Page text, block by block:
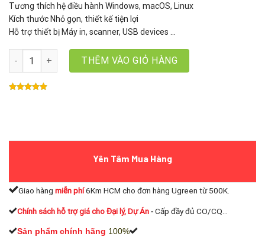
Tương thích hệ điều hành Windows, macOS, Linux
Kích thước Nhỏ gọn, thiết kế tiện lợi
Hỗ trợ thiết bị Máy in, scanner, USB devices …
Bộ chia máy in 2 cổng Unitek V157A USB 2.0 – Chia sẻ 1 máy in
THÊM VÀO GIỎ HÀNG
Yên Tâm Mua Hàng
Giao hàng miễn phí6Km HCM cho đơn hàng Ugreen từ 500K.
Chính sách hỗ trợ giá cho Đại lý, Dự Án-Cấp đầy đủ CO/CQ...
Sản phẩm chính hãng 100%